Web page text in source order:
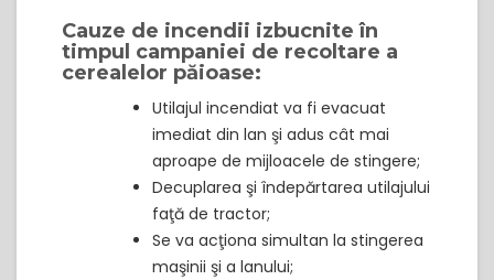
Cauze de incendii izbucnite în
timpul campaniei de recoltare a
cerealelor păioase:
Utilajul incendiat va fi evacuat
imediat din lan şi adus cât mai
aproape de mijloacele de stingere;
Decuplarea şi îndepărtarea utilajului
faţă de tractor;
Se va acţiona simultan la stingerea
maşinii şi a lanului;